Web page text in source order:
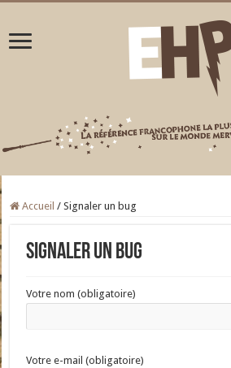
Accueil / Signaler un bug
Signaler un bug
Votre nom (obligatoire)
Votre e-mail (obligatoire)